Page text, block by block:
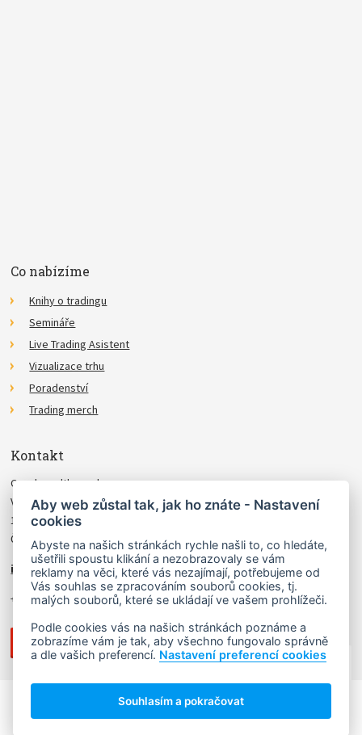
Co nabízíme
Knihy o tradingu
Semináře
Live Trading Asistent
Vizualizace trhu
Poradenství
Trading merch
Kontakt
Czechwealth, spol. s r.o.
Višňová 4
140 00 Praha 4
Česká Republika
info@czechwealth.cz
+420 226 804 571 (9–12 hod.)
NAHORU ↑
Copyright © 2006 - 2026 Ludvík Turek.
Návrh webuLady Virtual, stránky vyrobilMatosoft.
Aby web zůstal tak, jak ho znáte - Nastavení
cookies
Abyste na našich stránkách rychle našli to, co hledáte,
ušetřili spoustu klikání a nezobrazovaly se vám
reklamy na věci, které vás nezajímají, potřebujeme od
Vás souhlas se zpracováním souborů cookies, tj.
malých souborů, které se ukládají ve vašem prohlížeči.
Podle cookies vás na našich stránkách poznáme a
zobrazíme vám je tak, aby všechno fungovalo správně
a dle vašich preferencí. Nastavení preferencí cookies
Souhlasím a pokračovat